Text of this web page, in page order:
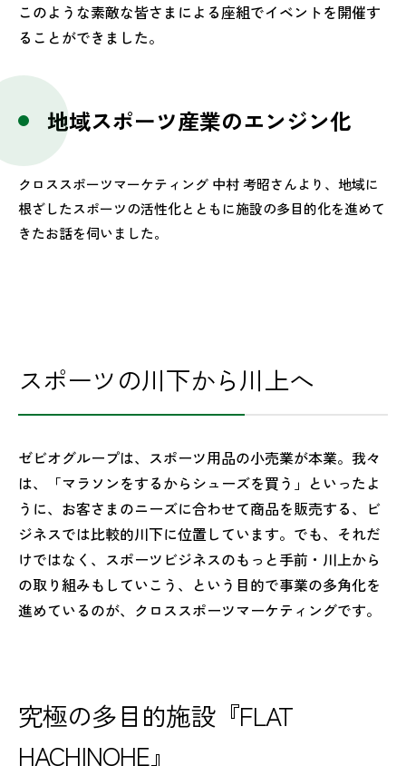
このような素敵な皆さまによる座組でイベントを開催す
ることができました。
地域スポーツ産業のエンジン化
クロススポーツマーケティング 中村 考昭さんより、地域に
根ざしたスポーツの活性化とともに施設の多目的化を進めて
きたお話を伺いました。
スポーツの川下から川上へ
ゼビオグループは、スポーツ用品の小売業が本業。我々
は、「マラソンをするからシューズを買う」といったよ
うに、お客さまのニーズに合わせて商品を販売する、ビ
ジネスでは比較的川下に位置しています。でも、それだ
けではなく、スポーツビジネスのもっと手前・川上から
の取り組みもしていこう、という目的で事業の多角化を
進めているのが、クロススポーツマーケティングです。
究極の多目的施設『FLAT
HACHINOHE』